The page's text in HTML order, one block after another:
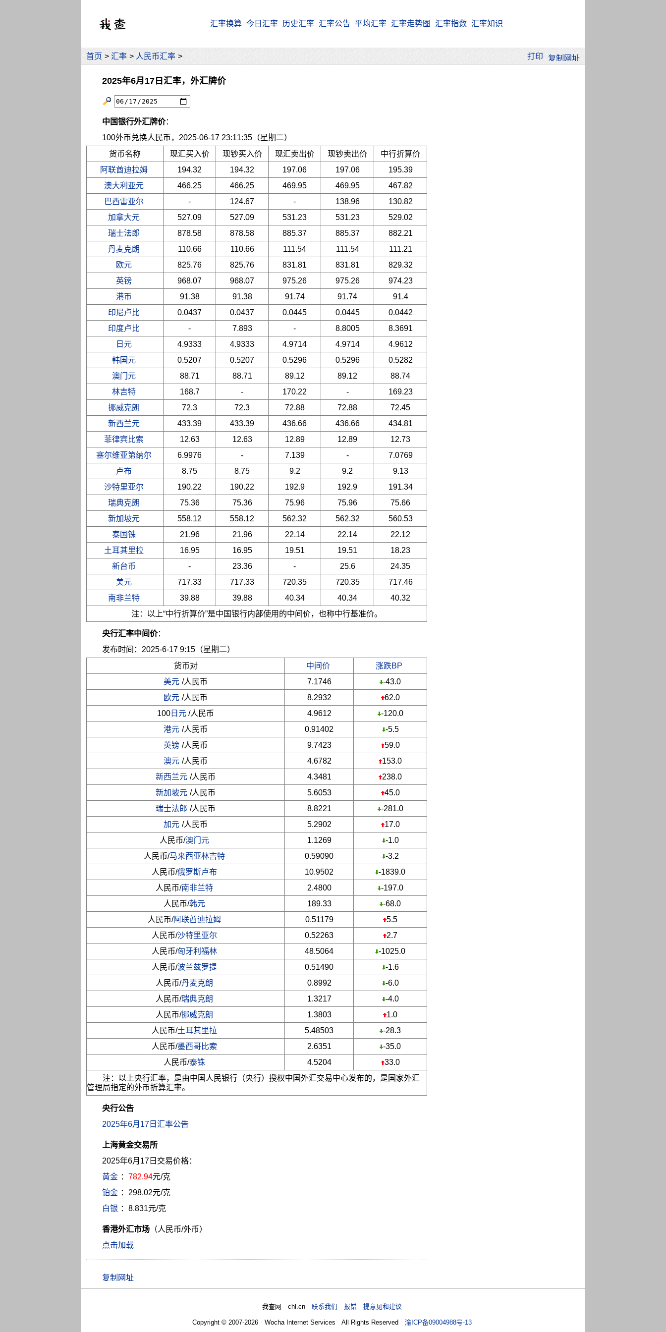
汇率换算 今日汇率 历史汇率 汇率公告 平均汇率 汇率走势图 汇率指数 汇率知识
首页 > 汇率 > 人民币汇率 > 打印
2025年6月17日汇率，外汇牌价
中国银行外汇牌价：
100外币兑换人民币，2025-06-17 23:11:35（星期二）
货币名称
现汇买入价 现钞买入价 现汇卖出价 现钞卖出价
中行折算价
阿联酋迪拉姆
194.32 194.32 197.06 197.06
195.39
澳大利亚元
466.25 466.25 469.95 469.95
467.82
巴西雷亚尔
- 124.67 - 138.96
130.82
加拿大元
527.09 527.09 531.23 531.23
529.02
瑞士法郎
878.58 878.58 885.37 885.37
882.21
丹麦克朗
110.66 110.66 111.54 111.54
111.21
欧元
825.76 825.76 831.81 831.81
829.32
英镑
968.07 968.07 975.26 975.26
974.23
港币
91.38 91.38 91.74 91.74
91.4
印尼卢比
0.0437 0.0437 0.0445 0.0445
0.0442
印度卢比
- 7.893 - 8.8005
8.3691
日元
4.9333 4.9333 4.9714 4.9714
4.9612
韩国元
0.5207 0.5207 0.5296 0.5296
0.5282
澳门元
88.71 88.71 89.12 89.12
88.74
林吉特
168.7 - 170.22 -
169.23
挪威克朗
72.3 72.3 72.88 72.88
72.45
新西兰元
433.39 433.39 436.66 436.66
434.81
菲律宾比索
12.63 12.63 12.89 12.89
12.73
塞尔维亚第纳尔
6.9976 - 7.139 -
7.0769
卢布
8.75 8.75 9.2 9.2
9.13
沙特里亚尔
190.22 190.22 192.9 192.9
191.34
瑞典克朗
75.36 75.36 75.96 75.96
75.66
新加坡元
558.12 558.12 562.32 562.32
560.53
泰国铢
21.96 21.96 22.14 22.14
22.12
土耳其里拉
16.95 16.95 19.51 19.51
18.23
新台币
- 23.36 - 25.6
24.35
美元
717.33 717.33 720.35 720.35
717.46
南非兰特
39.88 39.88 40.34 40.34
40.32
注：以上“中行折算价”是中国银行内部使用的中间价，也称中行基准价。
央行汇率中间价：
发布时间：2025-6-17 9:15（星期二）
货币对
中间价
涨跌BP
美元 /人民币 7.1746
-43.0
欧元 /人民币 8.2932
62.0
100日元 /人民币 4.9612
-120.0
港元 /人民币 0.91402
-5.5
英镑 /人民币 9.7423
59.0
澳元 /人民币 4.6782
153.0
新西兰元 /人民币 4.3481
238.0
新加坡元 /人民币 5.6053
45.0
瑞士法郎 /人民币 8.8221
-281.0
加元 /人民币 5.2902
17.0
人民币/澳门元 1.1269
-1.0
人民币/马来西亚林吉特 0.59090
-3.2
人民币/俄罗斯卢布 10.9502
-1839.0
人民币/南非兰特 2.4800
-197.0
人民币/韩元 189.33
-68.0
人民币/阿联酋迪拉姆 0.51179
5.5
人民币/沙特里亚尔 0.52263
2.7
人民币/匈牙利福林 48.5064
-1025.0
人民币/波兰兹罗提 0.51490
-1.6
人民币/丹麦克朗 0.8992
-6.0
人民币/瑞典克朗 1.3217
-4.0
人民币/挪威克朗 1.3803
1.0
人民币/土耳其里拉 5.48503
-28.3
人民币/墨西哥比索 2.6351
-35.0
人民币/泰铢 4.5204
33.0
注：以上央行汇率，是由中国人民银行（央行）授权中国外汇交易中心发布的，是国家外汇
管理局指定的外币折算汇率。
央行公告
2025年6月17日汇率公告
上海黄金交易所
2025年6月17日交易价格：
黄金 ： 782.94元/克
铂金 ：298.02元/克
白银 ：8.831元/克
香港外汇市场 （人民币/外币）
点击加载
我查网 chl.cn联系我们 报错 提意见和建议
Copyright © 2007-2026 Wocha Internet Services All Rights Reserved渝ICP备09004988号-13